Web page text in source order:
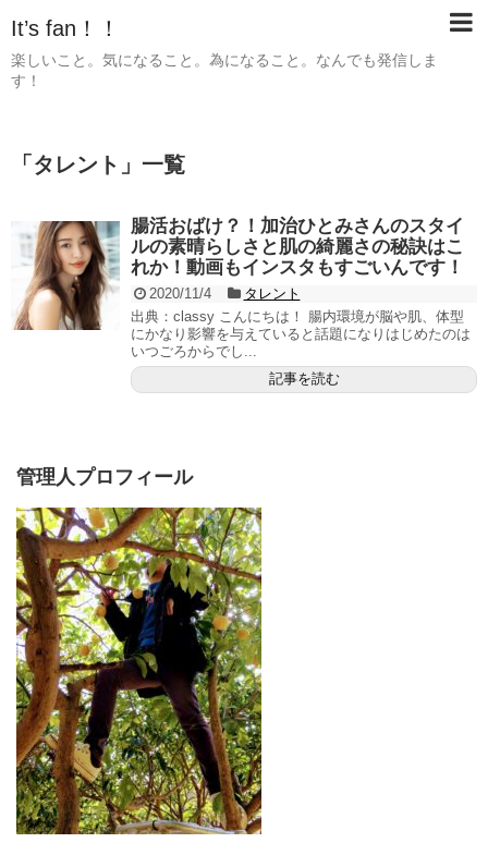
It’s fan！！
楽しいこと。気になること。為になること。なんでも発信しま
す！
「 タレント 」 一覧
腸活おばけ？！加治ひとみさんのスタイ
ルの素晴らしさと肌の綺麗さの秘訣はこ
れか！動画もインスタもすごいんです！
2020/11/4
タレント
出典：classy こんにちは！ 腸内環境が脳や肌、体型
にかなり影響を与えていると話題になりはじめたのは
いつごろからでし...
記事を読む
管理人プロフィール